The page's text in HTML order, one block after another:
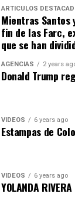
ARTICULOS
Mientras Santos
fin de las Farc,
que se han
AGENCIAS 2 years
Donald Trump
VIDEOS 6 years ago
Estampas de
VIDEOS 6 years ago
YOLANDA